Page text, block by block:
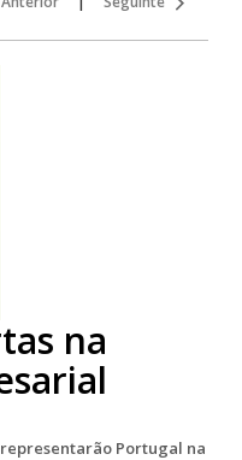
na
Portugal na